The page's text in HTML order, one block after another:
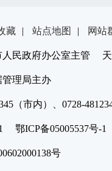
藏 | 站点地图 | 网站
民政府办公室主管 天
管理局主办
（市内）、0728-
鄂ICP备05005537号
号